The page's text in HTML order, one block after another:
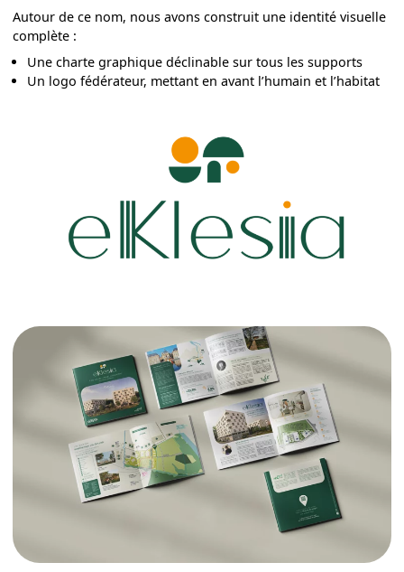
Autour de ce nom, nous avons construit une identité visuelle
complète :
Une charte graphique déclinable sur tous les supports
Un logo fédérateur, mettant en avant l’humain et l’habitat